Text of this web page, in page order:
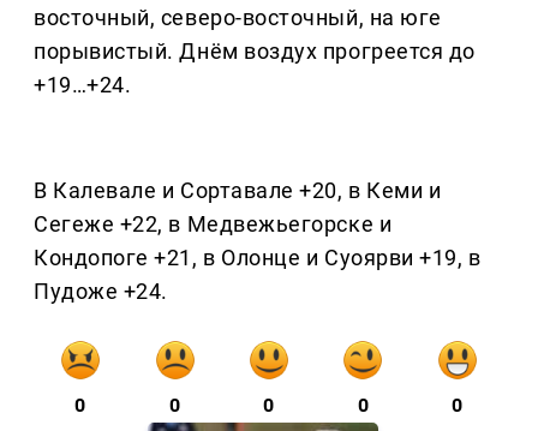
восточный, северо-восточный, на юге
порывистый. Днём воздух прогреется до
+19…+24.
В Калевале и Сортавале +20, в Кеми и
Сегеже +22, в Медвежьегорске и
Кондопоге +21, в Олонце и Суоярви +19, в
Пудоже +24.
0 0 0 0 0